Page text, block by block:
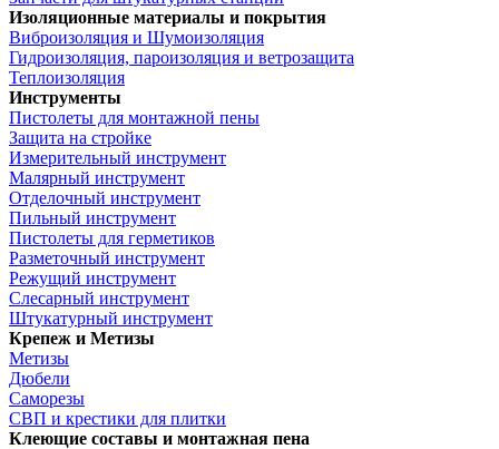
Изоляционные материалы и покрытия
Виброизоляция и Шумоизоляция
Гидроизоляция, пароизоляция и ветрозащита
Теплоизоляция
Инструменты
Пистолеты для монтажной пены
Защита на стройке
Измерительный инструмент
Малярный инструмент
Отделочный инструмент
Пильный инструмент
Пистолеты для герметиков
Разметочный инструмент
Режущий инструмент
Слесарный инструмент
Штукатурный инструмент
Крепеж и Метизы
Метизы
Дюбели
Саморезы
СВП и крестики для плитки
Клеющие составы и монтажная пена